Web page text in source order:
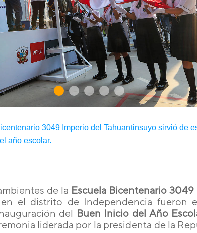
3049 Imperio del Tahuantinsuyo sirvió de
año escolar.
de la Escuela Bicentenario
en el distrito de Independencia fueron
del Buen Inicio del Año
liderada por la presidenta de la